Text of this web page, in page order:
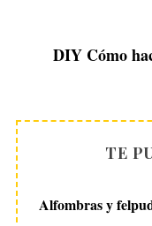
DIY Cómo
TE
Alfombras y